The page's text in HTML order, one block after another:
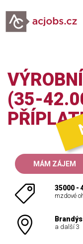
(35-
MÁM ZÁJEM
35000 -
mzdové
a další 3